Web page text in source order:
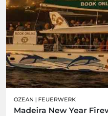
OZEAN | FEUERWERK
Madeira New Year